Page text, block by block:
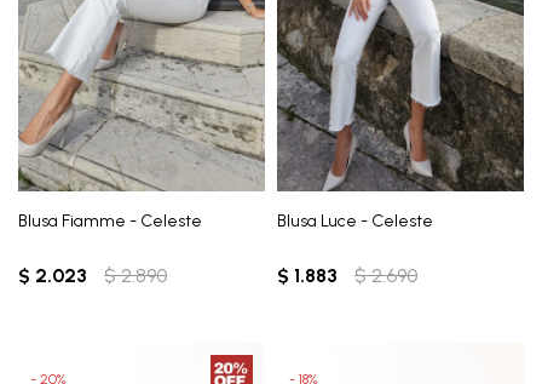
Blusa Fiamme - Celeste
$ 2.023 $ 2.890
Blusa Luce - Celeste
$ 1.883 $ 2.690
20 18